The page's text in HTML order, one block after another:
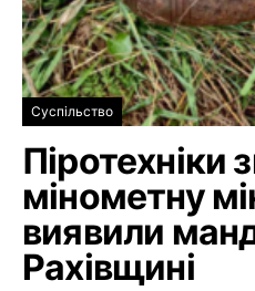
Суспільство
Піротехніки
мінометну
виявили
Рахівщині